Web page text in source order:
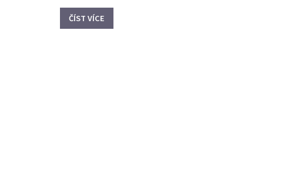
japonskou kulturou a technologickými inovacemi.
Pro fanoušky motorů a technologií nabízí Mazda
ČÍST VÍCE